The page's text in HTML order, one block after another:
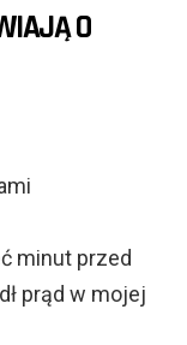
O
minut przed
prąd w mojej